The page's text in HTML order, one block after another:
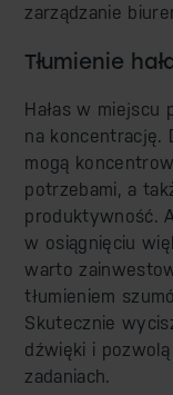
zarządzanie
Tłumienie
Hałas w miejscu
na koncentrację.
mogą
potrzebami, a
produktywność.
w osiągnięciu
warto
tłumieniem
Skutecznie
dźwięki i
zadaniach.